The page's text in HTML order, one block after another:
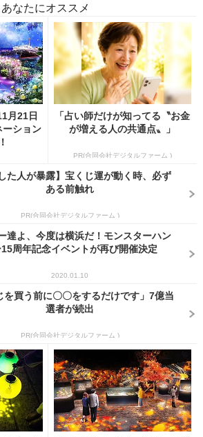
あなたにオススメ
月21日
ーション
「占い師だけが知ってる〝お金
が増える人の共通点〟」
PR(合同会社デジタルファーム )
した人が暴露】宝くじ運が動く時、必ず
ある前触れ
PR(合同会社デジタルファーム )
達よ、今度は横浜だ！モンスターハン
周年記念イベントが再び開催決定
2020.01.10
を買う前に〇〇をするだけです」7億当
選者が続出
PR(合同会社デジタルファーム )